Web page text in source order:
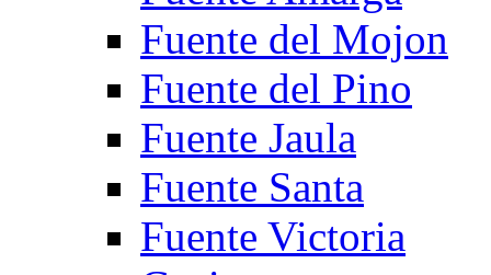
Fuente del Mojon
Fuente del Pino
Fuente Jaula
Fuente Santa
Fuente Victoria